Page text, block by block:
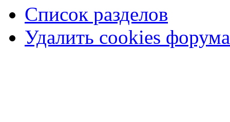
Список разделов
Удалить cookies форума